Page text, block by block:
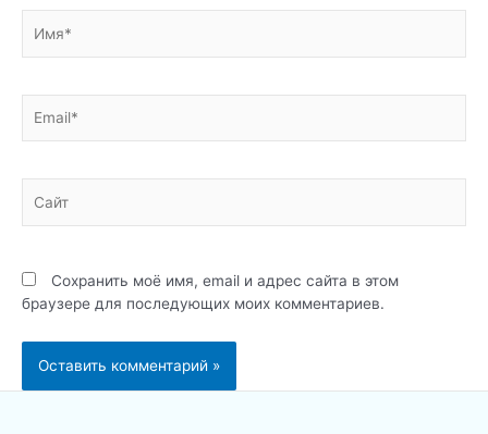
Сохранить моё имя, email и адрес сайта в этом
браузере для последующих моих комментариев.